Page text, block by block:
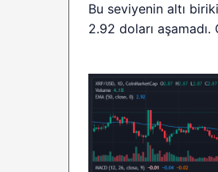
Bu seviyenin altı
2.92 doları